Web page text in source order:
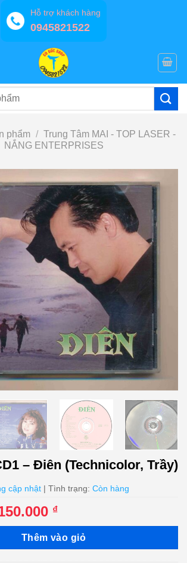
Hỗ trợ khách hàng
0945821522
phẩm / Trung Tâm MAI - TOP LASER -
NẮNG ENTERPRISES
– Điên (Technicolor, Trầy)
cập nhật | Tình trạng: Còn hàng
₫.
₫Giá
hiện
tại
là:
Thêm vào giỏ